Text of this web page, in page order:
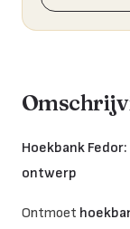
Hoekbank
ontwerp
Ontmoet